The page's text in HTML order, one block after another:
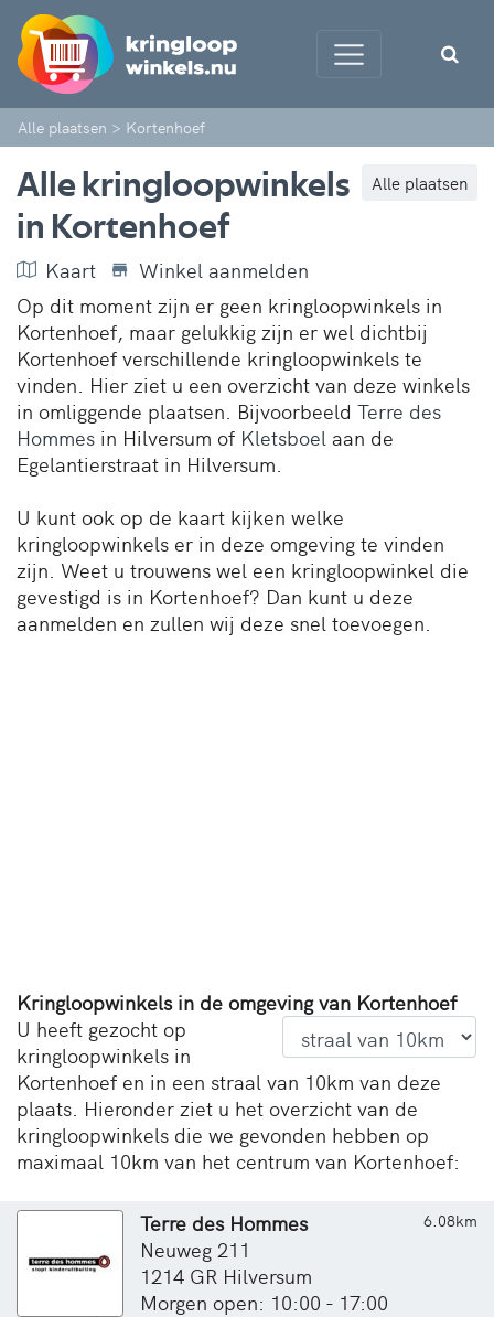
Alle plaatsen > Kortenhoef
Alle plaatsen
Alle kringloopwinkels
in Kortenhoef
Kaart
Winkel aanmelden
Op dit moment zijn er geen kringloopwinkels in
Kortenhoef, maar gelukkig zijn er wel dichtbij
Kortenhoef verschillende kringloopwinkels te
vinden. Hier ziet u een overzicht van deze winkels
in omliggende plaatsen. Bijvoorbeeld Terre des
Hommes in Hilversum of Kletsboel aan de
Egelantierstraat in Hilversum.
U kunt ook op de kaart kijken welke
kringloopwinkels er in deze omgeving te vinden
zijn. Weet u trouwens wel een kringloopwinkel die
gevestigd is in Kortenhoef? Dan kunt u deze
aanmelden en zullen wij deze snel toevoegen.
Kringloopwinkels in de omgeving van Kortenhoef
U heeft gezocht op
kringloopwinkels in
Kortenhoef en in een straal van 10km van deze
plaats. Hieronder ziet u het overzicht van de
kringloopwinkels die we gevonden hebben op
maximaal 10km van het centrum van Kortenhoef:
6.08km
Terre des Hommes
Neuweg 211
1214 GR Hilversum
Morgen open: 10:00 - 17:00